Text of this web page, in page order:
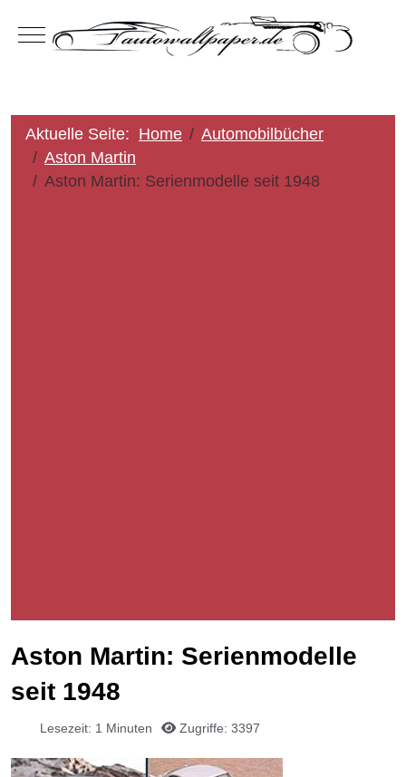
Mobile Menu Toggle
Aktuelle Seite: Home
Automobilbücher
Aston Martin
Aston Martin: Serienmodelle seit 1948
Aston Martin: Serienmodelle
seit 1948
Lesezeit: 1 Minuten Zugriffe: 3397